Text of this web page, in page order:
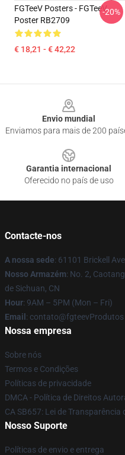
FGTeeV Posters - FGTeeV
Poster RB2709
€ 18,21 - € 42,22
-20%
Envio mundial
Enviamos para mais de 200
Garantia internacional
Oferecido no país de uso
Contacte-nos
A nossa sede: 61101 Brickell
Nosso Armazém: No. 2,
de Sichuan, CN
Hour: 9AM – 5PM (Mon – Fri)
Email :
Nossa empresa
Sobre nós
Termos e Condições
Políticas de privacidade
DMCA - Política de Direitos
CA SB657: Lei de
Nosso Suporte
Políticas de envio e entrega